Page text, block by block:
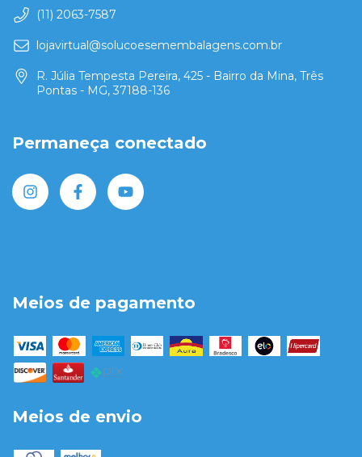
(11) 2063-7587
lojavirtual@solucoesemembalagens.com.br
R. Júlia Tempesta Pereira, 425 - Bairro da Mina, Três
Pontas - MG, 37188-136
Permaneça conectado
Meios de pagamento
Meios de envio